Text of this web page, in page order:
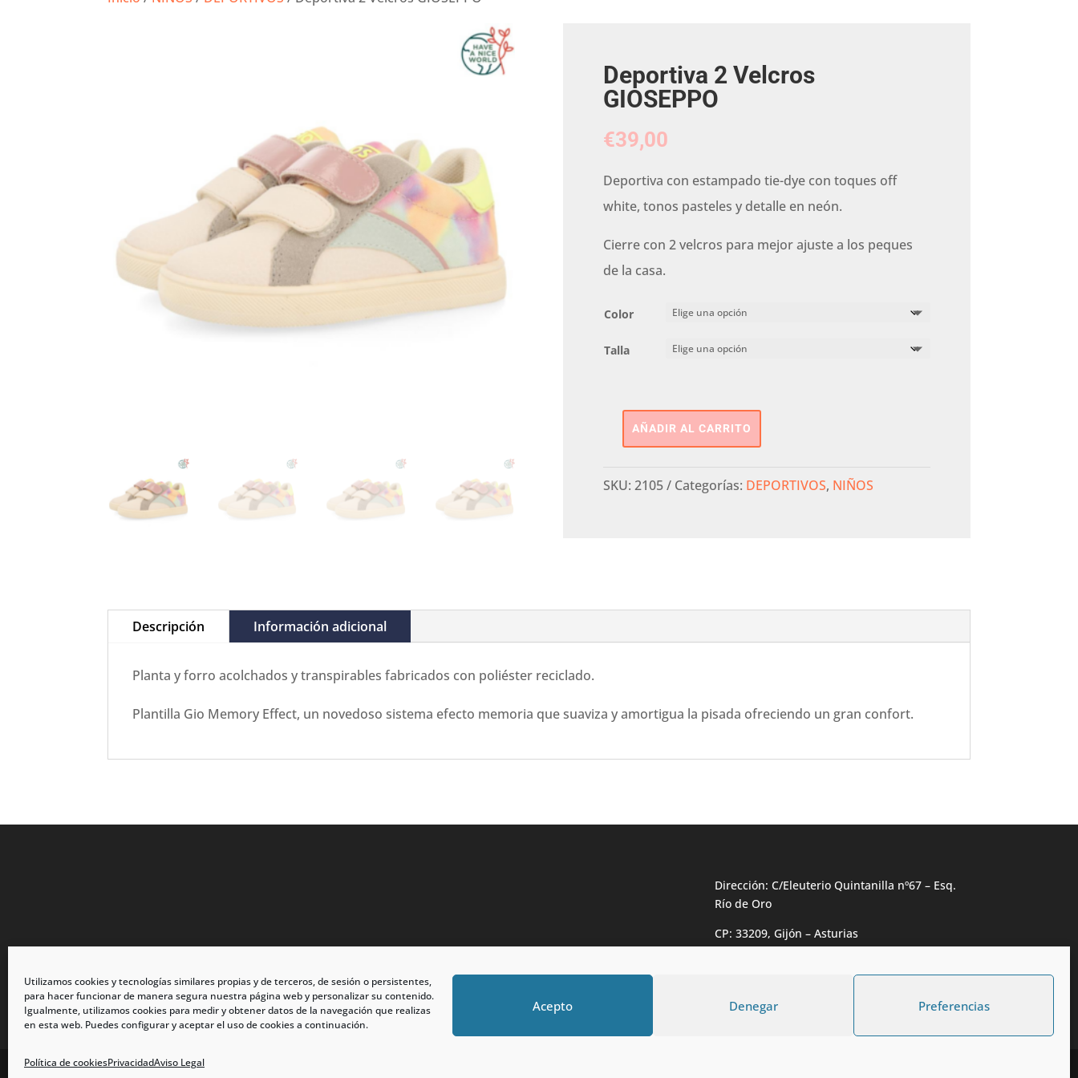
Utilizamos cookies y tecnologías similares propias y de terceros, de sesión o persistentes,
para hacer funcionar de manera segura nuestra página web y personalizar su contenido.
Igualmente, utilizamos cookies para medir y obtener datos de la navegación que realizas
en esta web. Puedes configurar y aceptar el uso de cookies a continuación.
Acepto Denegar Preferencias
Política de cookiesPrivacidadAviso Legal
Deportiva 2 Velcros
GIOSEPPO
€39,00
Deportiva con estampado tie-dye con toques off
white, tonos pasteles y detalle en neón.
Cierre con 2 velcros para mejor ajuste a los peques
de la casa.
Color
Talla
Deportiva
GIOSEPPO
AÑADIR AL CARRITO
SKU: 2105 Categorías: DEPORTIVOS, NIÑOS
Descripción Información adicional
Planta y forro acolchados y transpirables fabricados con poliéster reciclado.
Plantilla Gio Memory Effect, un novedoso sistema efecto memoria que suaviza y amortigua la pisada ofreciendo un gran confort.
Dirección: C/Eleuterio Quintanilla nº67 – Esq.
Río de Oro
CP: 33209, Gijón – Asturias
calzadosmabel.com 2021 © Todos los derechos reservados.